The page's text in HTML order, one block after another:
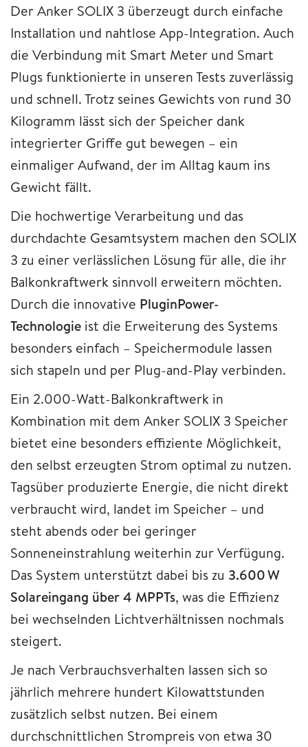
Der Anker SOLIX 3 überzeugt durch einfache
Installation und nahtlose App-Integration. Auch
die Verbindung mit Smart Meter und Smart
Plugs funktionierte in unseren Tests zuverlässig
und schnell. Trotz seines Gewichts von rund 30
Kilogramm lässt sich der Speicher dank
integrierter Griffe gut bewegen – ein
einmaliger Aufwand, der im Alltag kaum ins
Gewicht fällt.
Die hochwertige Verarbeitung und das
durchdachte Gesamtsystem machen den SOLIX
3 zu einer verlässlichen Lösung für alle, die ihr
Balkonkraftwerk sinnvoll erweitern möchten.
Durch die innovative PluginPower-
Technologie ist die Erweiterung des Systems
besonders einfach – Speichermodule lassen
sich stapeln und per Plug-and-Play verbinden.
Ein 2.000-Watt-Balkonkraftwerk in
Kombination mit dem Anker SOLIX 3 Speicher
bietet eine besonders effiziente Möglichkeit,
den selbst erzeugten Strom optimal zu nutzen.
Tagsüber produzierte Energie, die nicht direkt
verbraucht wird, landet im Speicher – und
steht abends oder bei geringer
Sonneneinstrahlung weiterhin zur Verfügung.
Das System unterstützt dabei bis zu 3.600 W
Solareingang über 4 MPPTs, was die Effizienz
bei wechselnden Lichtverhältnissen nochmals
steigert.
Je nach Verbrauchsverhalten lassen sich so
jährlich mehrere hundert Kilowattstunden
zusätzlich selbst nutzen. Bei einem
durchschnittlichen Strompreis von etwa 30